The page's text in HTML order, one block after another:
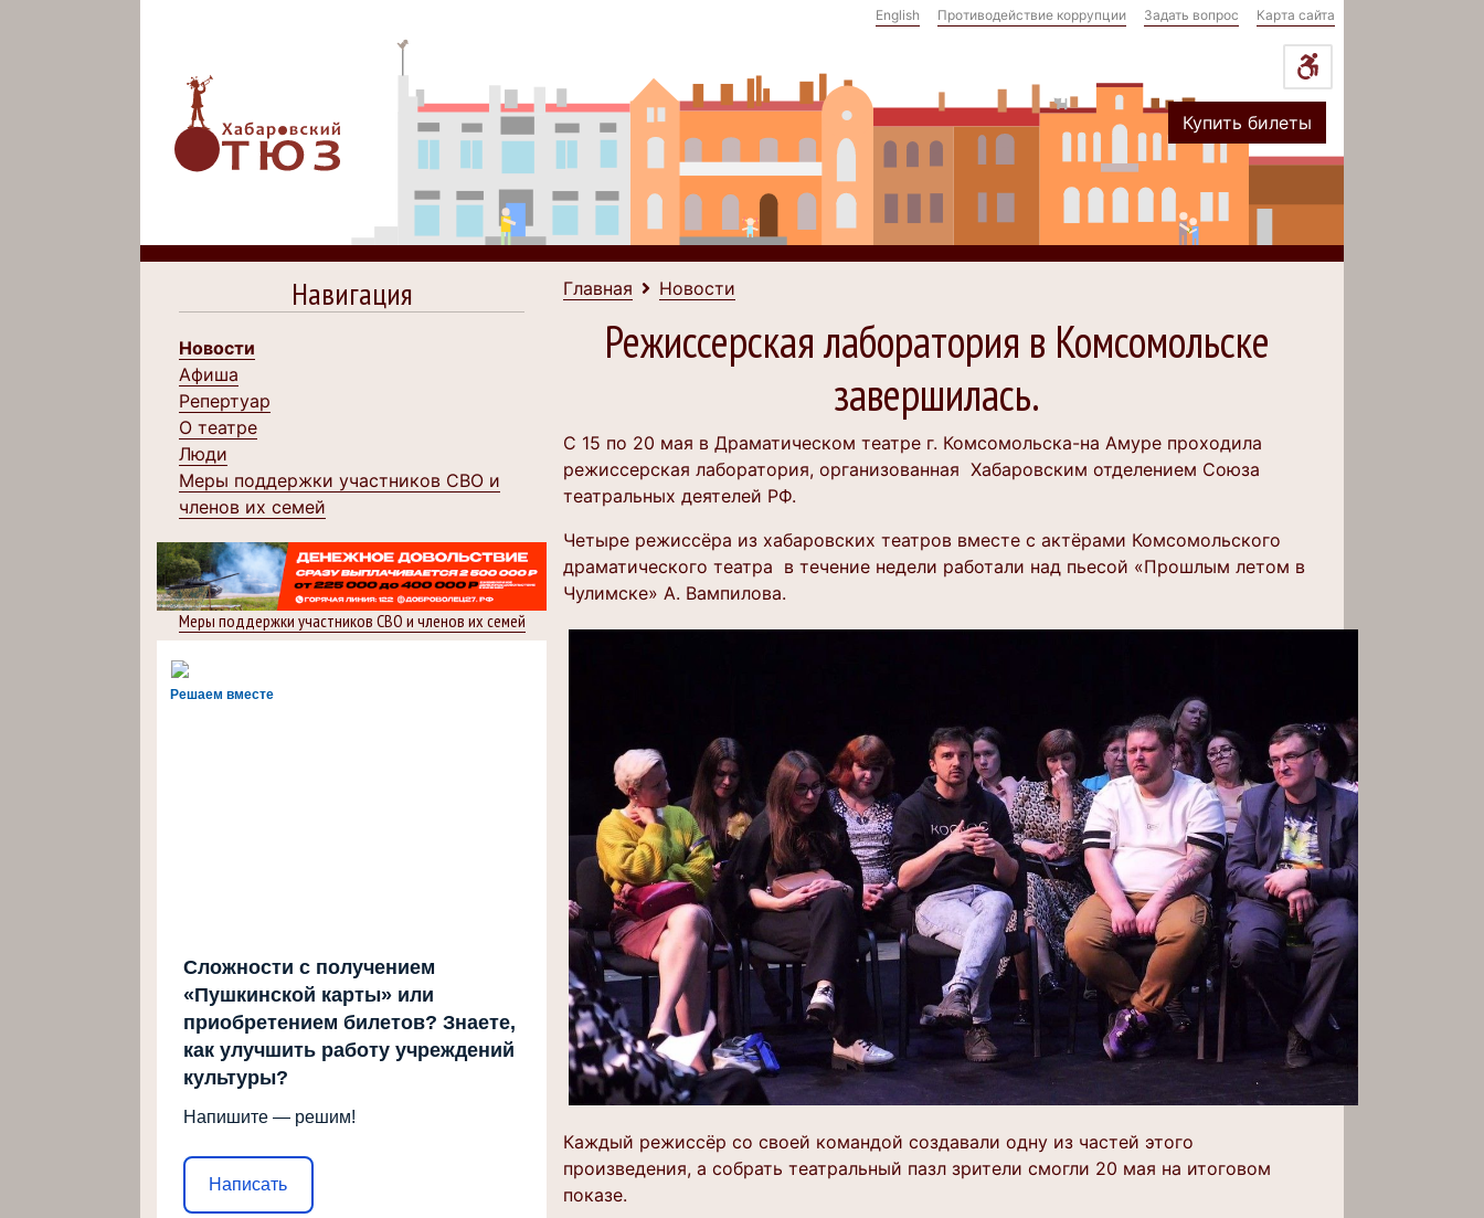
Купить билеты
English Противодействие коррупции Задать вопрос Карта сайта
Навигация
Новости
Афиша
Репертуар
О театре
Люди
Меры поддержки участников СВО и
членов их семей
Меры поддержки участников СВО и членов их семей
Решаем вместе
Сложности с получением
«Пушкинской карты» или
приобретением билетов? Знаете,
как улучшить работу учреждений
культуры?
Напишите — решим!
Написать
Главная Новости
Режиссерская лаборатория в Комсомольске
завершилась.
С 15 по 20 мая в Драматическом театре г. Комсомольска-на Амуре проходила
режиссерская лаборатория, организованная Хабаровским отделением Союза
театральных деятелей РФ.
Четыре режиссёра из хабаровских театров вместе с актёрами Комсомольского
драматического театра в течение недели работали над пьесой «Прошлым летом в
Чулимске» А. Вампилова.
Каждый режиссёр со своей командой создавали одну из частей этого
произведения, а собрать театральный пазл зрители смогли 20 мая на итоговом
показе.